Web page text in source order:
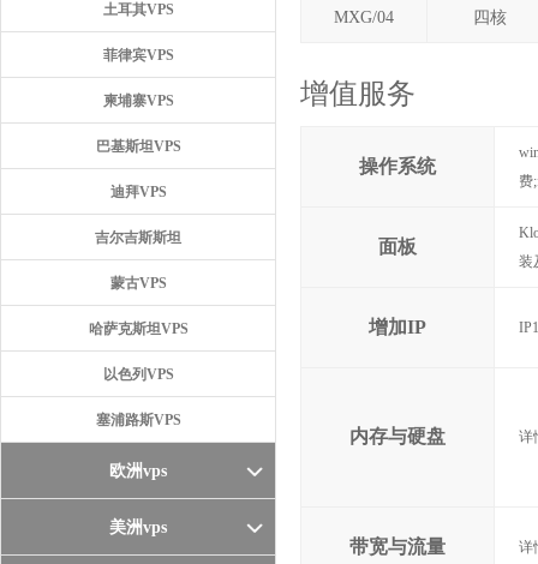
土耳其VPS
菲律宾VPS
柬埔寨VPS
巴基斯坦VPS
迪拜VPS
吉尔吉斯斯坦
蒙古VPS
哈萨克斯坦VPS
以色列VPS
塞浦路斯VPS
欧洲vps
美洲vps
MXG/04 四核
增值服务
操作系统
费
面板
装
增加IP
内存与硬盘 详
带宽与流量 详